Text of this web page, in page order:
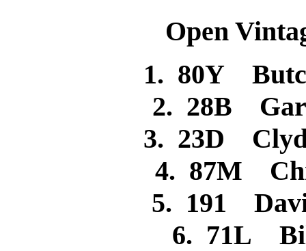
Open
1. 80Y
2. 28B
3. 23D
4. 87M
5. 191
6. 71L